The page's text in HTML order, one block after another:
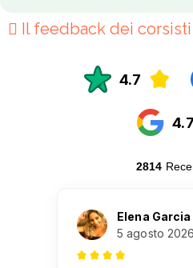
Il feedback dei corsisti